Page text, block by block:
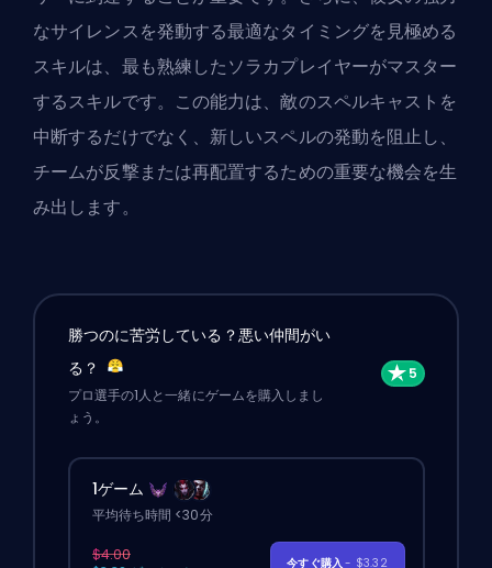
なサイレンスを発動する最適なタイミングを見極める
スキルは、最も熟練したソラカプレイヤーがマスター
するスキルです。この能力は、敵のスペルキャストを
中断するだけでなく、新しいスペルの発動を阻止し、
チームが反撃または再配置するための重要な機会を生
み出します。
勝つのに苦労している？悪い仲間がい
る？
プロ選手の1人と一緒にゲームを購入しまし
ょう。
1ゲーム
平均待ち時間 <30分
$4.00
今すぐ購入- $3.32